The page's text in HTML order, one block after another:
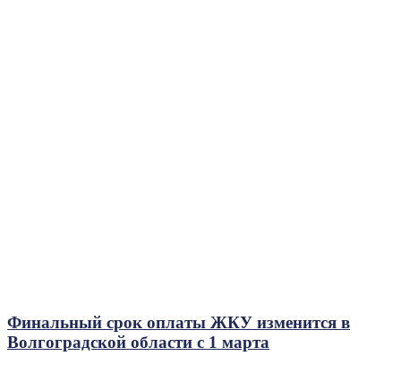
Финальный срок оплаты ЖКУ изменится в
Волгоградской области с 1 марта